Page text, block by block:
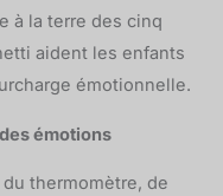
à la terre des cinq
aident les enfants
émotionnelle.
émotions
thermomètre, de